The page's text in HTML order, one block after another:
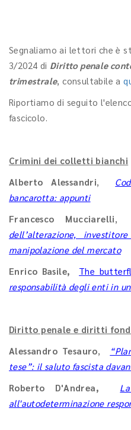
Segnaliamo ai lettori che è
3/2024 di Diritto penale
trimestrale, consultabile a
Riportiamo di seguito
fascicolo.
Crimini dei colletti bianchi
Alberto Alessandri,
bancarotta: appunti
Francesco Mucciarelli
dell’alterazione,
manipolazione del mercato
Enrico Basile,
The
responsabilità degli enti in
Diritto penale e diritti
Alessandro Tesauro,
tese”: il saluto fascista
Roberto D'Andrea,
all'autodeterminazione